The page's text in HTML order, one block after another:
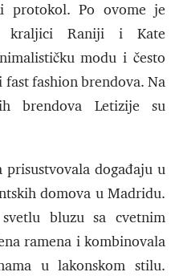
protokol. Po ovome je
kraljici Raniji i Kate
modu i često
fashion brendova. Na
brendova Letizije su
prisustvovala događaju u
domova u Madridu.
bluzu sa cvetnim
ramena i kombinovala
u lakonskom stilu.